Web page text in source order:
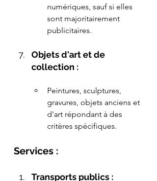
numériques, sauf si elles
sont majoritairement
publicitaires.
Objets d'art et de
collection :
Peintures, sculptures,
gravures, objets anciens et
d'art répondant à des
critères spécifiques.
Services :
Transports publics :